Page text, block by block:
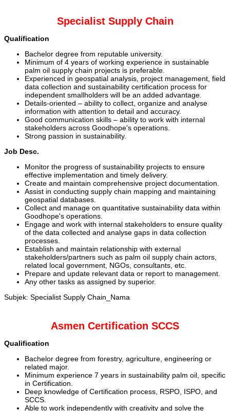
Specialist Supply Chain
Qualification
Bachelor degree from reputable university.
Minimum of 4 years of working experience in sustainable
palm oil supply chain projects is preferable.
Experienced in geospatial analysis, project management, field
data collection and sustainability certification process for
independent smallholders will be an added advantage.
Details-oriented – ability to collect, organize and analyse
information with attention to detail and accuracy.
Good communication skills – ability to work with internal
stakeholders across Goodhope's operations.
Strong passion in sustainability.
Job Desc.
Monitor the progress of sustainability projects to ensure
effective implementation and timely delivery.
Create and maintain comprehensive project documentation.
Assist in conducting supply chain mapping and maintaining
geospatial databases.
Collect and manage on quantitative sustainability data within
Goodhope's operations.
Engage and work with internal stakeholders to ensure quality
of the data collected and analyse gaps in data collection
processes.
Establish and maintain relationship with external
stakeholders/partners such as palm oil supply chain actors,
related local government, NGOs, consultants, etc.
Prepare and update relevant data or report to management.
Any other tasks as assigned by superior.
Subjek: Specialist Supply Chain_Nama
Asmen Certification SCCS
Qualification
Bachelor degree from forestry, agriculture, engineering or
related major.
Minimum experience 7 years in sustainability palm oil, specific
in Certification.
Deep knowledge of Certification process, RSPO, ISPO, and
SCCS.
Able to work independently with creativity and solve the